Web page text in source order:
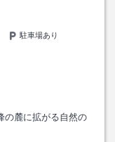
駐車場あり
の麓に拡がる自然の